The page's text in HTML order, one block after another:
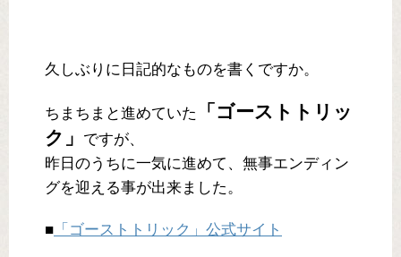
久しぶりに日記的なものを書くですか。
ちまちまと進めていた
「ゴーストトリッ
ク」
ですが、
昨日のうちに一気に進めて、無事エンディン
グを迎える事が出来ました。
■ 「ゴーストトリック」公式サイト